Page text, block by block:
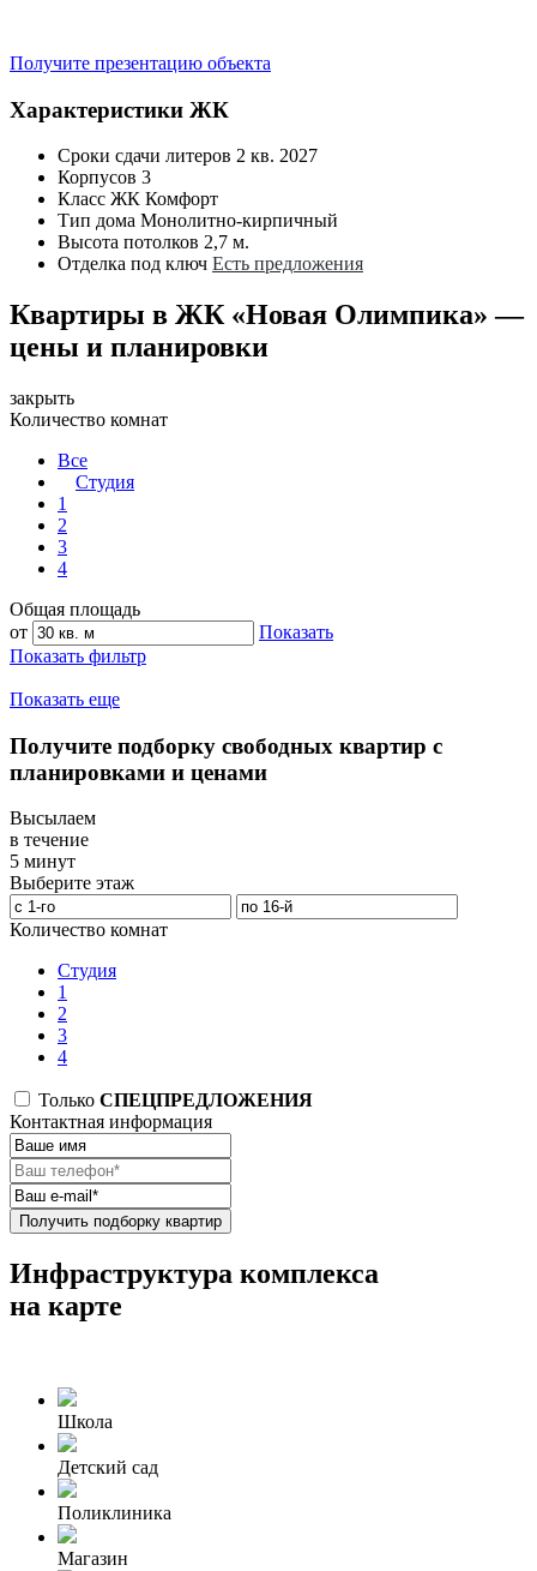
Получите презентацию объекта
Характеристики ЖК
Сроки сдачи литеров 2 кв. 2027
Корпусов 3
Класс ЖК Комфорт
Тип дома Монолитно-кирпичный
Высота потолков 2,7 м.
Отделка под ключ Есть предложения
Квартиры в ЖК «Новая Олимпика» —
цены и планировки
закрыть
Количество комнат
Все
Студия
1
2
3
4
Общая площадь
от
Показать
Показать фильтр
Показать еще
Получите подборку свободных квартир с
планировками и ценами
Высылаем
в течение
5 минут
Выберите этаж
Количество комнат
Студия
1
2
3
4
Только СПЕЦПРЕДЛОЖЕНИЯ
Контактная информация
Получить подборку квартир
Инфраструктура комплекса
на карте
Школа
Детский сад
Поликлиника
Магазин